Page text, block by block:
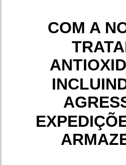
COM A